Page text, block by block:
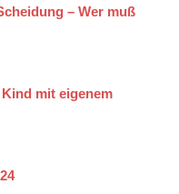
– Wer muß
mit eigenem